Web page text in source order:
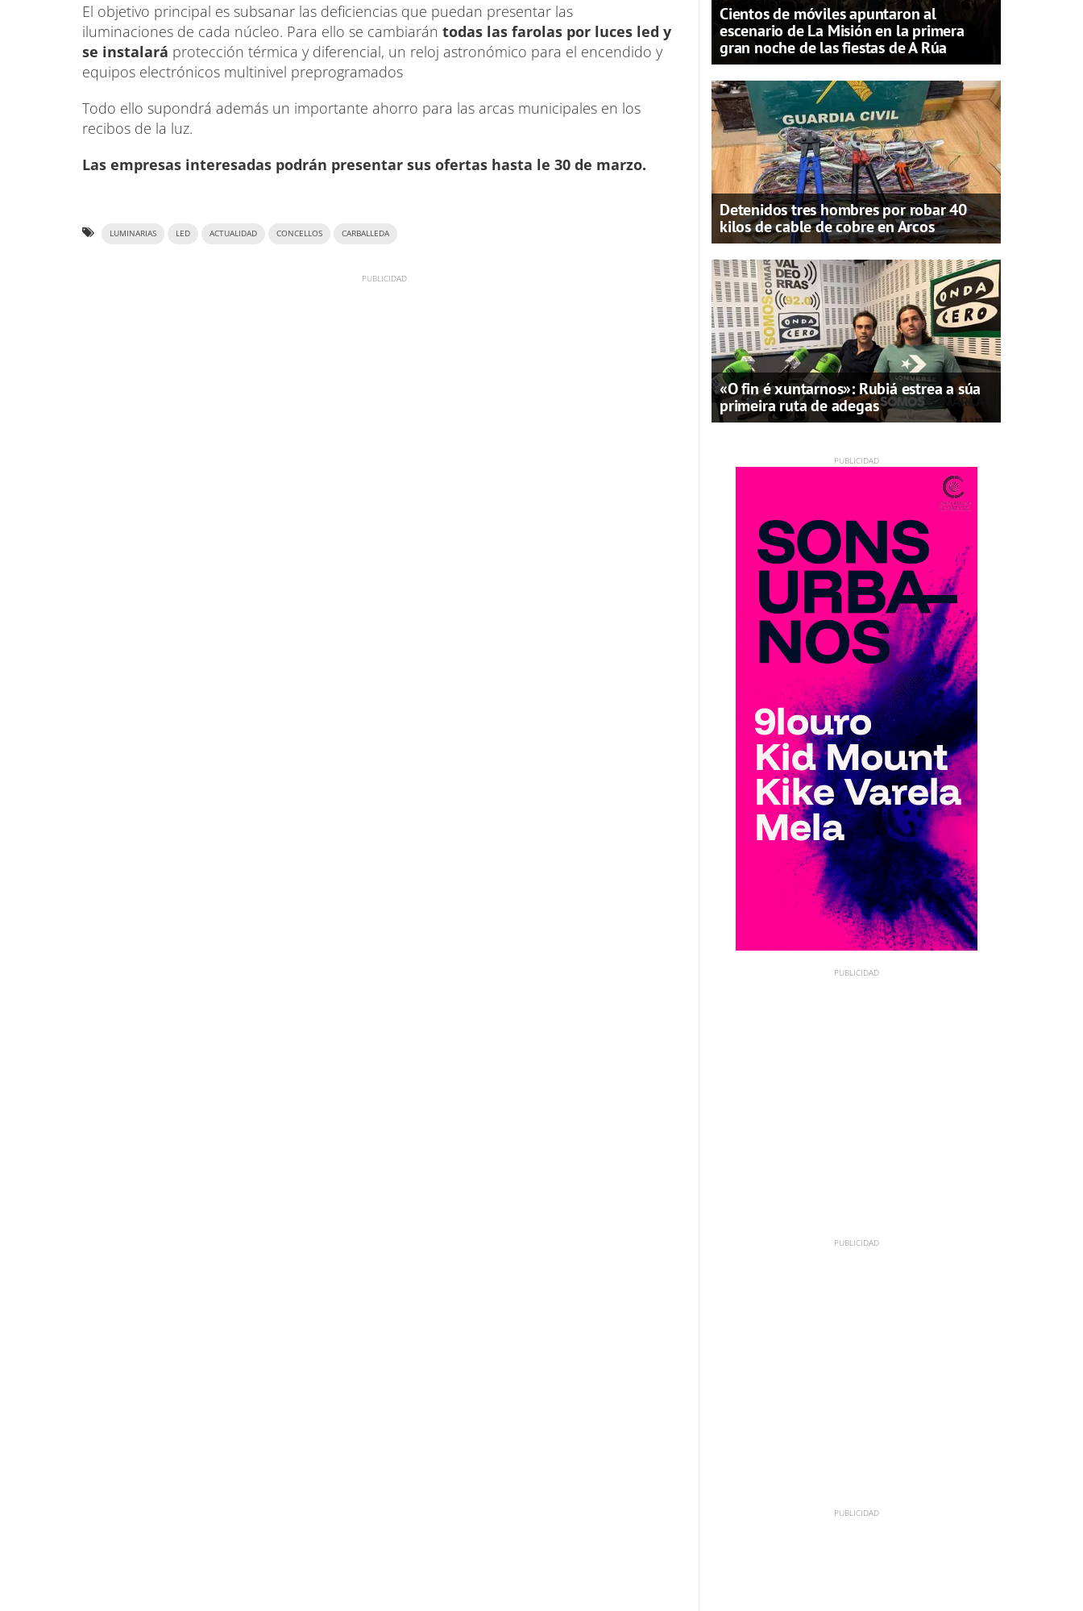
El objetivo principal es subsanar las deficiencias que puedan presentar las
iluminaciones de cada núcleo. Para ello se cambiarán todas las farolas por luces led y
se instalará protección térmica y diferencial, un reloj astronómico para el encendido y
equipos electrónicos multinivel preprogramados
Todo ello supondrá además un importante ahorro para las arcas municipales en los
recibos de la luz.
Las empresas interesadas podrán presentar sus ofertas hasta le 30 de marzo.
LUMINARIAS LED ACTUALIDAD CONCELLOS CARBALLEDA
Cientos de móviles apuntaron al
escenario de La Misión en la primera
gran noche de las fiestas de A Rúa
Detenidos tres hombres por robar 40
kilos de cable de cobre en Arcos
«O fin é xuntarnos»: Rubiá estrea a súa
primeira ruta de adegas